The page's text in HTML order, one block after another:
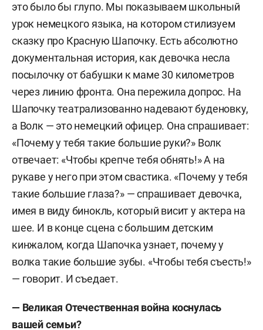
это было бы глупо. Мы показываем школьный
урок немецкого языка, на котором стилизуем
сказку про Красную Шапочку. Есть абсолютно
документальная история, как девочка несла
посылочку от бабушки к маме 30 километров
через линию фронта. Она пережила допрос. На
Шапочку театрализованно надевают буденовку,
а Волк — это немецкий офицер. Она спрашивает:
«Почему у тебя такие большие руки?» Волк
отвечает: «Чтобы крепче тебя обнять!» А на
рукаве у него при этом свастика. «Почему у тебя
такие большие глаза?» — спрашивает девочка,
имея в виду бинокль, который висит у актера на
шее. И в конце сцена с большим детским
кинжалом, когда Шапочка узнает, почему у
волка такие большие зубы. «Чтобы тебя съесть!»
— говорит. И съедает.
— Великая Отечественная война коснулась
вашей семьи?